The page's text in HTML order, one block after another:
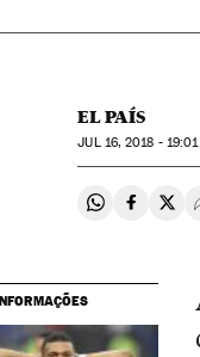
EL PAÍS
JUL16, 2018 - 19:01
Compartir